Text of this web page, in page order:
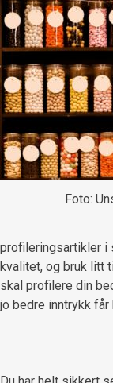
Foto:
profileringsartikler i
kvalitet, og bruk litt
skal profilere din
jo bedre inntrykk får